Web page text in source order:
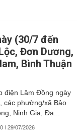
(30/7 đến
Đơn Dương,
Bình Thuận
điện Lâm Đồng ngày
các phường/xã Bảo
Ninh Gia, Đạ...
| 29/07/2026